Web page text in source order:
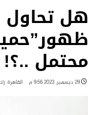
هل تحاول
محتمل ..؟!
29 ديسمبر، 2023 9:56 م القاهرة: